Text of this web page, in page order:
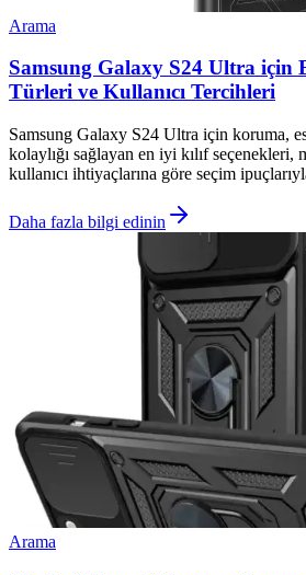
Arama
Samsung Galaxy S24 Ultra için
Türleri ve Kullanıcı Tercihleri
Samsung Galaxy S24 Ultra için koruma,
kolaylığı sağlayan en iyi kılıf seçenekleri,
kullanıcı ihtiyaçlarına göre seçim
Daha fazla bilgi edinin
Arama